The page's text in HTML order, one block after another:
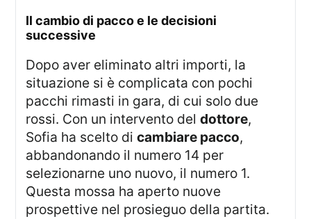
il cambio di pacco e le decisioni
successive
Dopo aver eliminato altri importi, la
situazione si è complicata con pochi
pacchi rimasti in gara, di cui solo due
rossi. Con un intervento deldottore,
Sofia ha scelto dicambiare pacco,
abbandonando il numero 14 per
selezionarne uno nuovo, il numero 1.
Questa mossa ha aperto nuove
prospettive nel prosieguo della partita.